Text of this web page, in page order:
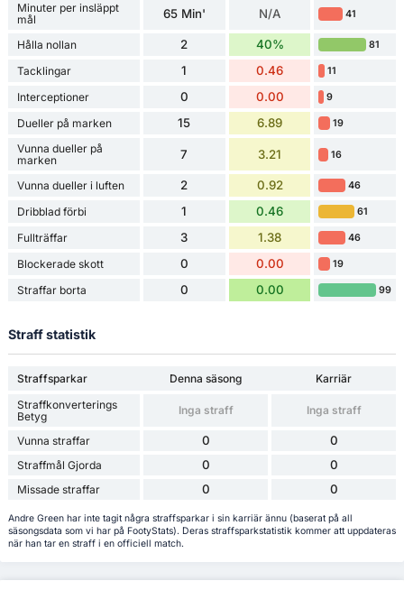
Minuter per insläppt
mål
65 Min' N/A 41
Hålla nollan 2 40% 81
Tacklingar 1 0.46 11
Interceptioner 0 0.00 9
Dueller på marken 15 6.89 19
Vunna dueller på
marken
7 3.21 16
Vunna dueller i luften 2 0.92 46
Dribblad förbi 1 0.46 61
Fullträffar 3 1.38 46
Blockerade skott 0 0.00 19
Straffar borta 0 0.00 99
Straff statistik
Straffsparkar Denna säsong
Karriär
Straffkonverterings
Betyg
Inga straff Inga straff
Vunna straffar 0 0
Straffmål Gjorda 0 0
Missade straffar 0 0
Andre Green har inte tagit några straffsparkar i sin karriär ännu (baserat på all
säsongsdata som vi har på FootyStats). Deras straffsparkstatistik kommer att uppdateras
när han tar en straff i en officiell match.